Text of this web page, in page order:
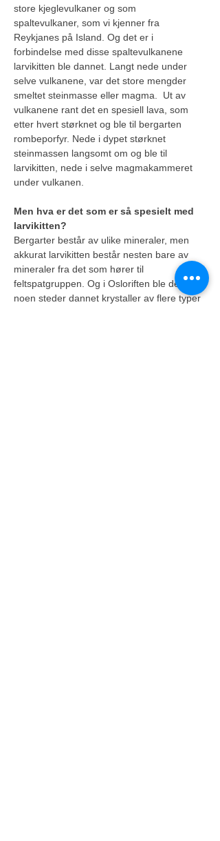
store kjeglevulkaner og som
spaltevulkaner, som vi kjenner fra
Reykjanes på Island. Og det er i
forbindelse med disse spaltevulkanene
larvikitten ble dannet. Langt nede under
selve vulkanene, var det store mengder
smeltet steinmasse eller magma.  Ut av
vulkanene rant det en spesiell lava, som
etter hvert størknet og ble til bergarten
rombeporfyr. Nede i dypet størknet
steinmassen langsomt om og ble til
larvikitten, nede i selve magmakammeret
under vulkanen.
Men hva er det som er så spesielt med
larvikitten?
Bergarter består av ulike mineraler, men
akkurat larvikitten består nesten bare av
mineraler fra det som hører til
feltspatgruppen. Og i Osloriften ble det
noen steder dannet krystaller av flere typer